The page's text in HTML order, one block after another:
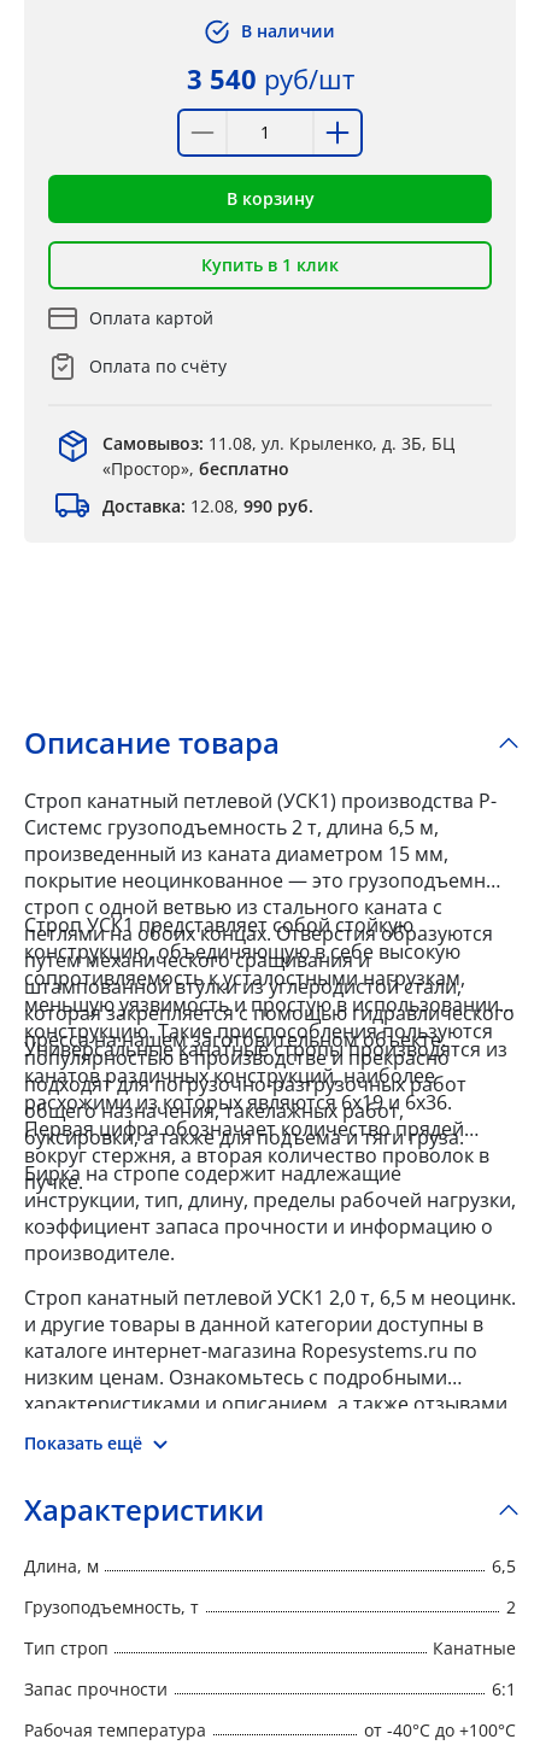
В наличии
3 540 руб/шт
В корзину
Купить в 1 клик
Оплата картой
Оплата по счёту
Самовывоз: 11.08, ул. Крыленко, д. 3Б, БЦ
«Простор», бесплатно
Доставка: 12.08, 990 руб.
Описание товара
Строп канатный петлевой (УСК1) производства Р-
Системс грузоподъемность 2 т, длина 6,5 м,
произведенный из каната диаметром 15 мм,
покрытие неоцинкованное — это грузоподъемный
строп c одной ветвью из стального каната с
петлями на обоих концах. Отверстия образуются
путем механического сращивания и
штампованной втулки из углеродистой стали,
которая закрепляется с помощью гидравлического
пресса на нашем заготовительном объекте.
Строп УСК1 представляет собой стойкую
конструкцию, объединяющую в себе высокую
сопротивляемость к усталостными нагрузкам,
меньшую уязвимость и простую в использовании
конструкцию. Такие приспособления пользуются
популярностью в производстве и прекрасно
подходят для погрузочно-разгрузочных работ
общего назначения, такелажных работ,
буксировки, а также для подъема и тяги груза.
Универсальные канатные стропы производятся из
канатов различных конструкций, наиболее
расхожими из которых являются 6x19 и 6x36.
Первая цифра обозначает количество прядей
вокруг стержня, а вторая количество проволок в
пучке.
Бирка на стропе содержит надлежащие
инструкции, тип, длину, пределы рабочей нагрузки,
коэффициент запаса прочности и информацию о
производителе.
Строп канатный петлевой УСК1 2,0 т, 6,5 м неоцинк.
и другие товары в данной категории доступны в
каталоге интернет-магазина Ropesystems.ru по
низким ценам. Ознакомьтесь с подробными
характеристиками и описанием, а также отзывами
о данном товаре, чтобы сделать правильный
выбор и заказать товар онлайн.
Показать ещё
Характеристики
Длина, м
6,5
Грузоподъемность, т
2
Тип строп
Канатные
Запас прочности
6:1
Рабочая температура
от -40°C до +100°C